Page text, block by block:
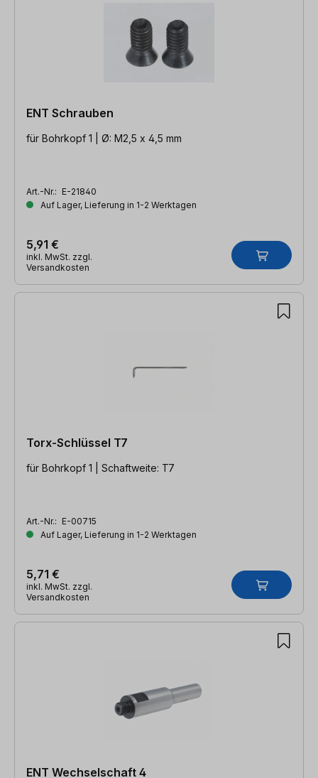
ENT Schrauben
für Bohrkopf 1 | Ø: M2,5 x 4,5 mm
Art.-Nr.: E-21840
Auf Lager, Lieferung in 1-2 Werktagen
5,91 €
inkl. MwSt. zzgl.
Versandkosten
Torx-Schlüssel T7
für Bohrkopf 1 | Schaftweite: T7
Art.-Nr.: E-00715
Auf Lager, Lieferung in 1-2 Werktagen
5,71 €
inkl. MwSt. zzgl.
Versandkosten
ENT Wechselschaft 4